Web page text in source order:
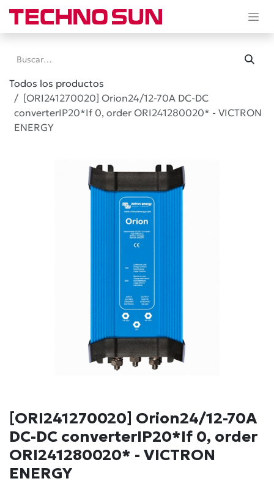
Ir al contenido
Todos los productos
[ORI241270020] Orion24/12-70A DC-DC
converterIP20*If 0, order ORI241280020* - VICTRON
ENERGY
[ORI241270020] Orion24/12-70A
DC-DC converterIP20*If 0, order
ORI241280020* - VICTRON
ENERGY